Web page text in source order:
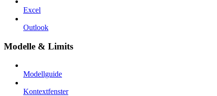
Excel
Outlook
Modelle & Limits
Modellguide
Kontextfenster